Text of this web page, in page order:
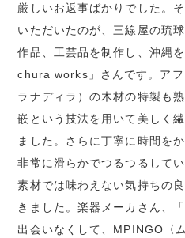
厳しいお返事ばかりでした。
いただいたのが、三線屋の琉
作品、工芸品を制作し、沖縄
chura works」さんです。ア
ラナディラ）の木材の特製も
嵌という技法を用いて美しく
ました。さらに丁寧に時間を
非常に滑らかでつるつるして
素材では味わえない気持ちの
きました。楽器メーカさん、
出会いなくして、MPINGO〈